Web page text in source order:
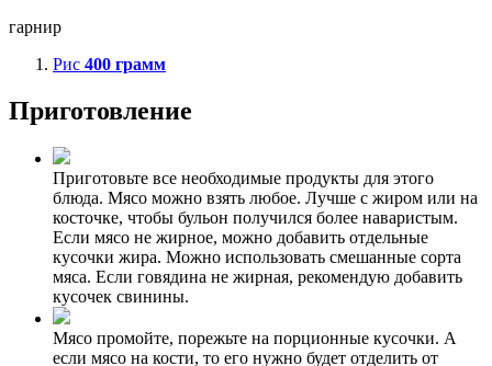
гарнир
Рис 400 грамм
Приготовление
Приготовьте все необходимые продукты для этого
блюда. Мясо можно взять любое. Лучше с жиром или на
косточке, чтобы бульон получился более наваристым.
Если мясо не жирное, можно добавить отдельные
кусочки жира. Можно использовать смешанные сорта
мяса. Если говядина не жирная, рекомендую добавить
кусочек свинины.
Мясо промойте, порежьте на порционные кусочки. А
если мясо на кости, то его нужно будет отделить от